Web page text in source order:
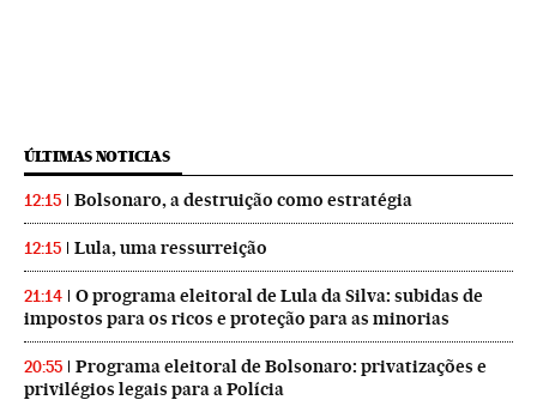
ÚLTIMAS NOTICIAS
12:15 Bolsonaro, a destruição como estratégia
12:15 Lula, uma ressurreição
21:14
O programa eleitoral de Lula da Silva: subidas de
impostos para os ricos e proteção para as minorias
20:55
Programa eleitoral de Bolsonaro: privatizações e
privilégios legais para a Polícia